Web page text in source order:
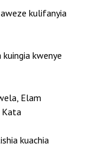
kulifanyia
kwenye
Elam
Kata
kuachia